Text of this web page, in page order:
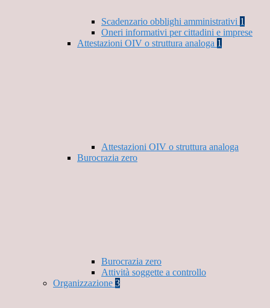
Scadenzario obblighi amministrativi 1
Oneri informativi per cittadini e imprese
Attestazioni OIV o struttura analoga 1
Attestazioni OIV o struttura analoga
Burocrazia zero
Burocrazia zero
Attività soggette a controllo
Organizzazione 3